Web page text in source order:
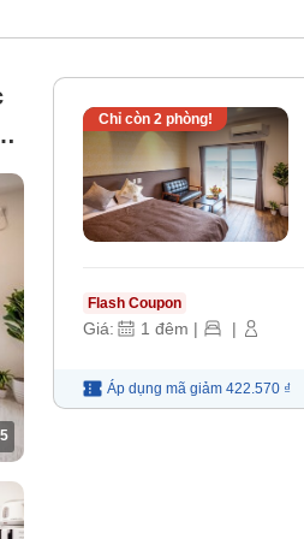
5
Chỉ còn 2phòng!
Flash Coupon
Giá: 1 đêm | |
Áp dụng mã giảm 422.570 ₫